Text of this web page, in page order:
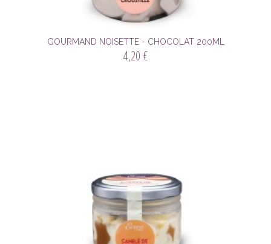
GOURMAND NOISETTE - CHOCOLAT 200ML
4,20 €